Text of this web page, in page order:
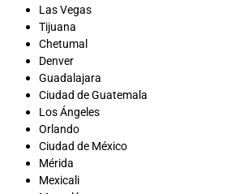
Las Vegas
Tijuana
Chetumal
Denver
Guadalajara
Ciudad de Guatemala
Los Ángeles
Orlando
Ciudad de México
Mérida
Mexicali